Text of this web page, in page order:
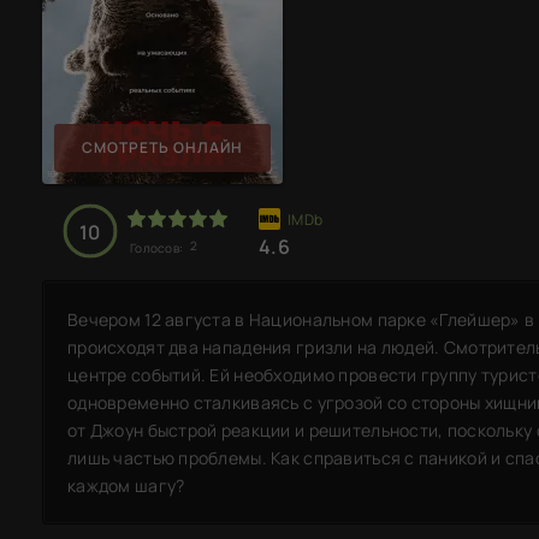
СМОТРЕТЬ ОНЛАЙН
10
Голосов: 2 4.6
Вечером 12 августа в Национальном парке «Глейшер»
происходят два нападения гризли на людей.
центре событий. Ей необходимо провести группу
одновременно сталкиваясь с угрозой со стороны
от Джоун быстрой реакции и решительности,
лишь частью проблемы. Как справиться с паникой и
каждом шагу?